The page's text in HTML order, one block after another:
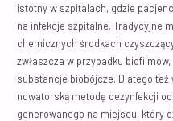
istotny w szpitalach, gdzie
na infekcje szpitalne. Tradycyjne
chemicznych środkach
zwłaszcza w przypadku
substancje biobójcze. Dlatego
nowatorską metodę dezynfekcji
generowanego na miejscu, który